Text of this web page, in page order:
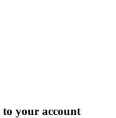
your account